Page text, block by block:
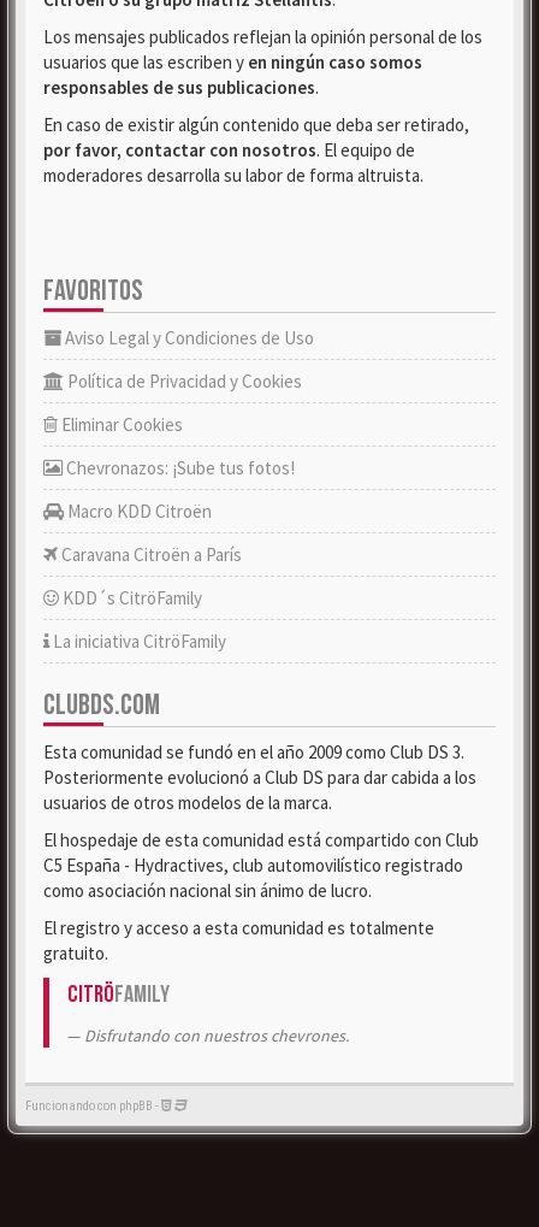
Los mensajes publicados reflejan la opinión personal de los
usuarios que las escriben y en ningún caso somos
responsables de sus publicaciones.
En caso de existir algún contenido que deba ser retirado,
por favor, contactar con nosotros. El equipo de
moderadores desarrolla su labor de forma altruista.
FAVORITOS
Aviso Legal y Condiciones de Uso
Política de Privacidad y Cookies
Eliminar Cookies
Chevronazos: ¡Sube tus fotos!
Macro KDD Citroën
Caravana Citroën a París
KDD´s CitröFamily
La iniciativa CitröFamily
CLUBDS.COM
Esta comunidad se fundó en el año 2009 como Club DS 3.
Posteriormente evolucionó a Club DS para dar cabida a los
usuarios de otros modelos de la marca.
El hospedaje de esta comunidad está compartido con Club
C5 España - Hydractives, club automovilístico registrado
como asociación nacional sin ánimo de lucro.
El registro y acceso a esta comunidad es totalmente
gratuito.
CitröFamily
Disfrutando con nuestros chevrones.
Funcionando con phpBB -